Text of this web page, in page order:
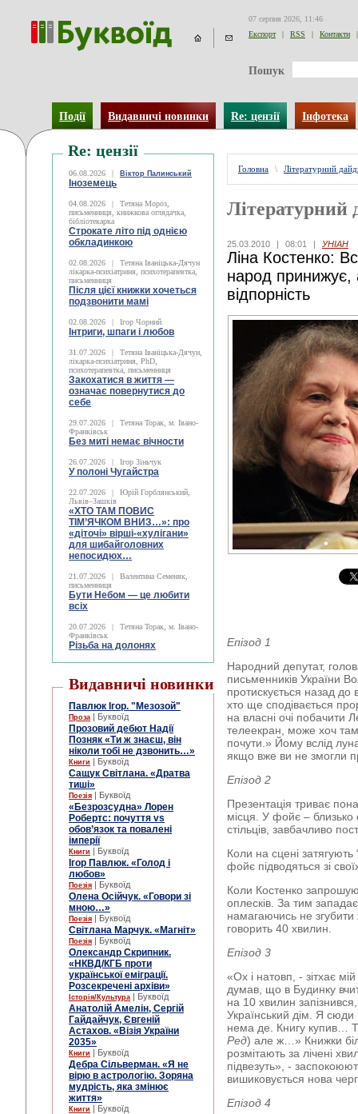
07 серпня 2026, 11:46
Експорт
| RSS | Контакти |
Пошук
Події Видавничі новинки Re: цензії Інфотека
Re: цензії
06.08.2026 | Віктор Палинський
Іноземець
04.08.2026 |
Тетяна Мороз,
письменниця, книжкова оглядачка,
бібліотекарка
Строкате літо під однією
обкладинкою
02.08.2026 |
Тетяна Іваніцька-Дячун
лікарка-психіатриня, психотерапевтка,
письменниця
Після цієї книжки хочеться
подзвонити мамі
02.08.2026 | Ігор Чорний
Інтриги, шпаги і любов
31.07.2026 |
Тетяна Іваніцька-Дячун,
лікарка-психіатриня, PhD,
психотерапевтка, письменниця
Закохатися в життя —
означає повернутися до
себе
29.07.2026 |
Тетяна Торак, м. Івано-
Франківськ
Без миті немає вічности
26.07.2026 | Ігор Зіньчук
У полоні Чугайстра
22.07.2026 |
Юрій Горблянський,
Львів–Зашків
«ХТО ТАМ ПОВИС
ТІМ’ЯЧКОМ ВНИЗ…»: про
«діточі» вірші-«хулігани»
для шибайголовних
непосидюх…
21.07.2026 |
Валентина Семеняк,
письменниця
Бути Небом ― це любити
всіх
20.07.2026 |
Тетяна Торак, м. Івано-
Франківськ
Різьба на долонях
Видавничі новинки
Павлюк Ігор. "Мезозой"
Проза | Буквоїд
Прозовий дебют Надії
Позняк «Ти ж знаєш, він
ніколи тобі не дзвонить…»
Книги | Буквоїд
Сащук Світлана. «Дратва
тиші»
Поезія | Буквоїд
«Безрозсудна» Лорен
Робертс: почуття vs
обов’язок та повалені
імперії
Книги | Буквоїд
Ігор Павлюк. «Голод і
любов»
Поезія | Буквоїд
Олена Осійчук. «Говори зі
мною…»
Поезія | Буквоїд
Світлана Марчук. «Магніт»
Поезія | Буквоїд
Олександр Скрипник.
«НКВД/КГБ проти
української еміграції.
Розсекречені архіви»
Історія/Культура | Буквоїд
Анатолій Амелін, Сергій
Гайдайчук, Євгеній
Астахов. «Візія України
2035»
Книги | Буквоїд
Дебра Сільверман. «Я не
вірю в астрологію. Зоряна
мудрість, яка змінює
життя»
Книги | Буквоїд
Головна \ Літературний
Літературний
25.03.2010 | 08:01 | УНІАН
Ліна Костенко:
народ принижує,
відпорність
Епізод 1
Народний депутат,
письменників України
протискується назад до
хто ще сподівається
на власні очі побачити
телеекран, може хоч
почути.» Йому вслід
якщо вже ви не змогли
Епізод 2
Презентація триває
місця. У фойє – близько
стільців, завбачливо
Коли на сцені
фойє підводяться зі
Коли Костенко
оплесків. За тим
намагаючись не
говорить 40 хвилин.
Епізод 3
«Ох і натовп, - зітхає
думав, що в Будинку
на 10 хвилин
Український дім. Я сюди
нема де. Книгу купив…
Ред) але ж…» Книжки
розмітають за лічені
підвезуть», -
вишиковується нова
Епізод 4